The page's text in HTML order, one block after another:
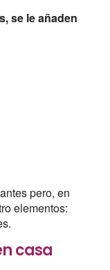
se le añaden
pero, en
elementos:
casa